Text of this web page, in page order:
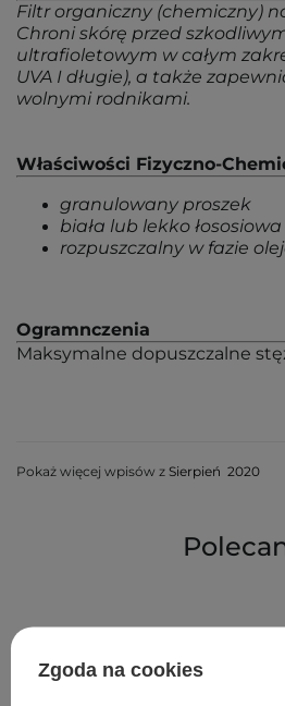
Filtr organiczny (chemiczny)
Chroni skórę przed
ultrafioletowym w całym
UVA I długie), a także
wolnymi rodnikami.
Właściwości Fizyczno-
granulowany proszek
biała lub lekko
rozpuszczalny w fazie
Ogramnczenia
Maksymalne dopuszczalne
Pokaż więcej wpisów z Sierpień 2020
Zgoda na cookies